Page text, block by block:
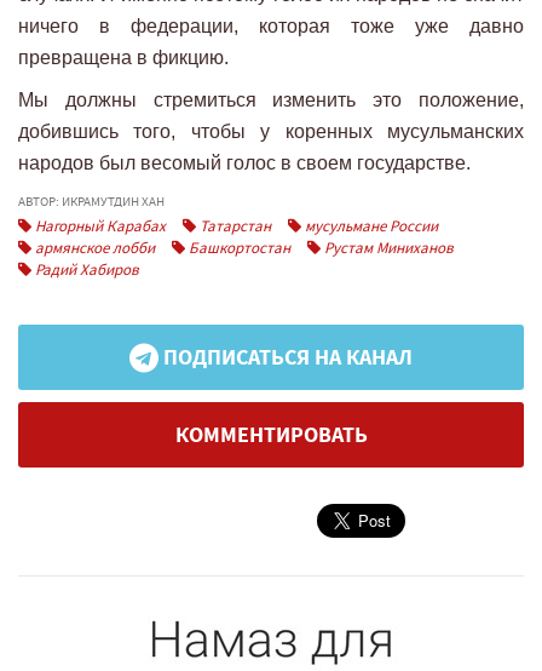
ничего в федерации, которая тоже уже давно
превращена в фикцию.
Мы должны стремиться изменить это положение,
добившись того, чтобы у коренных мусульманских
народов был весомый голос в своем государстве.
АВТОР: ИКРАМУТДИН ХАН
Нагорный Карабах Татарстан
мусульмане России
армянское лобби
Башкортостан
Рустам Миниханов
Радий Хабиров
ПОДПИСАТЬСЯ НА КАНАЛ
КОММЕНТИРОВАТЬ